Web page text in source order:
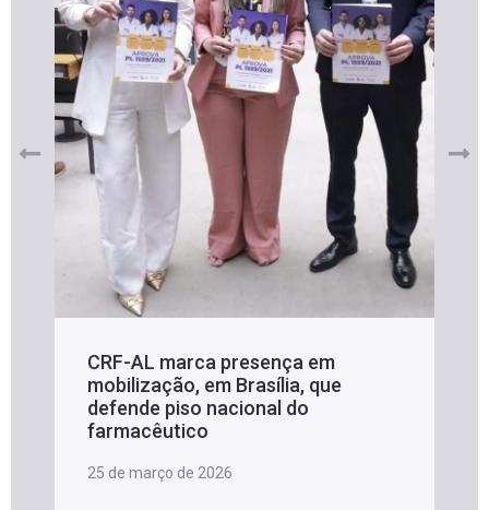
CRF-AL marca presença em
mobilização, em Brasília, que
defende piso nacional do
farmacêutico
25 de março de 2026